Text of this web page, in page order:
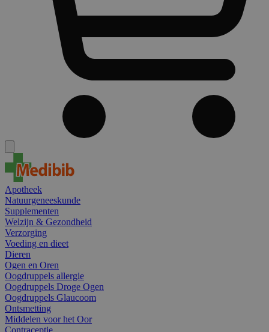
Apotheek
Natuurgeneeskunde
Supplementen
Welzijn & Gezondheid
Verzorging
Voeding en dieet
Dieren
Ogen en Oren
Oogdruppels allergie
Oogdruppels Droge Ogen
Oogdruppels Glaucoom
Ontsmetting
Middelen voor het Oor
Contraceptie